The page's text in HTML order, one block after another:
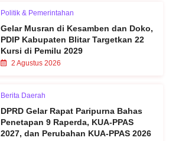
Politik & Pemerintahan
Gelar Musran di Kesamben dan Doko,
PDIP Kabupaten Blitar Targetkan 22
Kursi di Pemilu 2029
2 Agustus 2026
Berita Daerah
DPRD Gelar Rapat Paripurna Bahas
Penetapan 9 Raperda, KUA-PPAS
2027, dan Perubahan KUA-PPAS 2026